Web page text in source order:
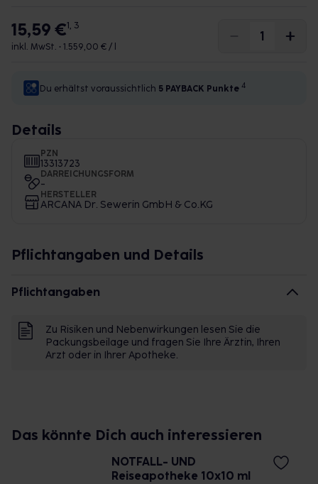
15,59 €1, 3
inkl. MwSt. • 1.559,00 € / l
Du erhältst voraussichtlich 5 PAYBACK Punkte 4
Details
PZN
13313723
DARREICHUNGSFORM
-
HERSTELLER
ARCANA Dr. Sewerin GmbH & Co.KG
Pflichtangaben und Details
Pflichtangaben
Zu Risiken und Nebenwirkungen lesen Sie die
Packungsbeilage und fragen Sie Ihre Ärztin, Ihren
Arzt oder in Ihrer Apotheke.
Das könnte Dich auch interessieren
NOTFALL- UND
Reiseapotheke 10x10 ml